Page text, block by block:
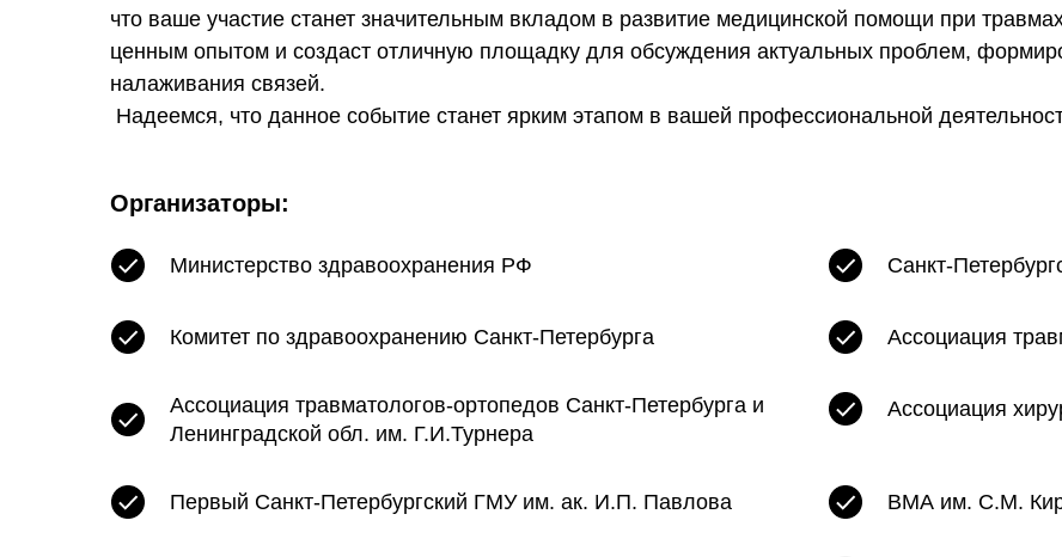
что ваше участие станет значительным вкладом в развитие медицинской помощи при
ценным опытом и создаст отличную площадку для обсуждения актуальных проблем,
налаживания связей.
Надеемся, что данное событие станет ярким этапом в вашей профессиональной
Организаторы:
Министерство здравоохранения РФ Санкт-
Комитет по здравоохранению Санкт-Петербурга Ассоциация
Ассоциация травматологов-ортопедов Санкт-Петербурга и
Ленинградской обл. им. Г.И.Турнера
Ассоциация
Первый Санкт-Петербургский ГМУ им. ак. И.П. Павлова ВМА им. С.М.